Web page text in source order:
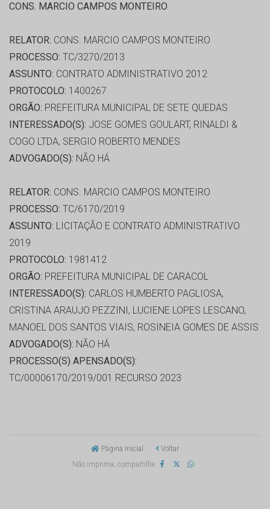
CONS. MARCIO CAMPOS MONTEIRO
RELATOR: CONS. MARCIO CAMPOS MONTEIRO
PROCESSO: TC/3270/2013
ASSUNTO: CONTRATO ADMINISTRATIVO 2012
PROTOCOLO: 1400267
ORGÃO: PREFEITURA MUNICIPAL DE SETE QUEDAS
INTERESSADO(S): JOSE GOMES GOULART, RINALDI &
COGO LTDA, SERGIO ROBERTO MENDES
ADVOGADO(S): NÃO HÁ
RELATOR: CONS. MARCIO CAMPOS MONTEIRO
PROCESSO: TC/6170/2019
ASSUNTO: LICITAÇÃO E CONTRATO ADMINISTRATIVO
2019
PROTOCOLO: 1981412
ORGÃO: PREFEITURA MUNICIPAL DE CARACOL
INTERESSADO(S): CARLOS HUMBERTO PAGLIOSA,
CRISTINA ARAUJO PEZZINI, LUCIENE LOPES LESCANO,
MANOEL DOS SANTOS VIAIS, ROSINEIA GOMES DE ASSIS
ADVOGADO(S): NÃO HÁ
PROCESSO(S) APENSADO(S):
TC/00006170/2019/001 RECURSO 2023
Página Inicial
Voltar
Não imprima, compartilhe